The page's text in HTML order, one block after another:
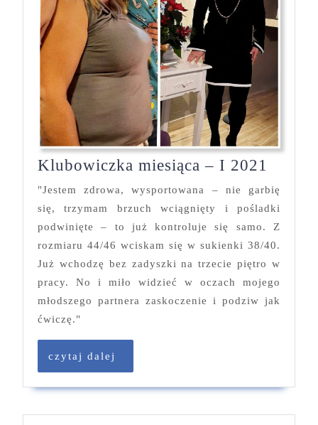
Klubowiczka miesiąca – I 2021
–
2021
"Jestem zdrowa, wysportowana – nie garbię
się, trzymam brzuch wciągnięty i pośladki
podwinięte – to już kontroluje się samo. Z
rozmiaru 44/46 wciskam się w sukienki 38/40.
Już wchodzę bez zadyszki na trzecie piętro w
pracy. No i miło widzieć w oczach mojego
młodszego partnera zaskoczenie i podziw jak
ćwiczę."
czytaj dalej
dalej